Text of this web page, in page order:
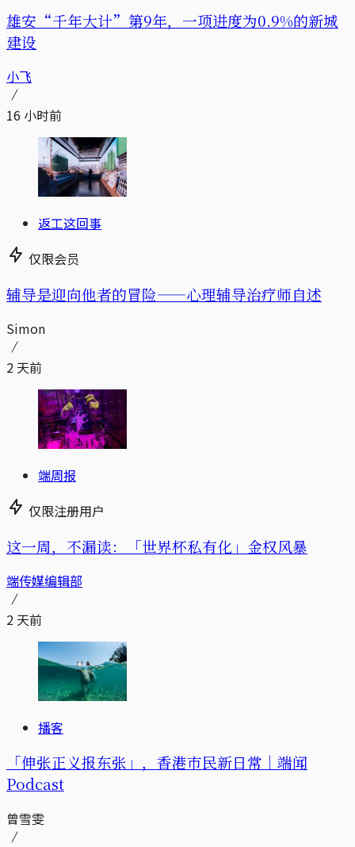
雄安“千年大计”第9年，一项进度为0.9%的新城
建设
小飞
16 小时前
返工这回事
仅限会员
辅导是迎向他者的冒险——心理辅导治疗师自述
Simon
2 天前
端周报
仅限注册用户
这一周，不漏读：「世界杯私有化」金权风暴
端传媒编辑部
2 天前
播客
「伸张正义报东张」，香港市民新日常｜端闻
Podcast
曾雪雯